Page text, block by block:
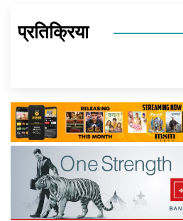
प्रतिक्रिया